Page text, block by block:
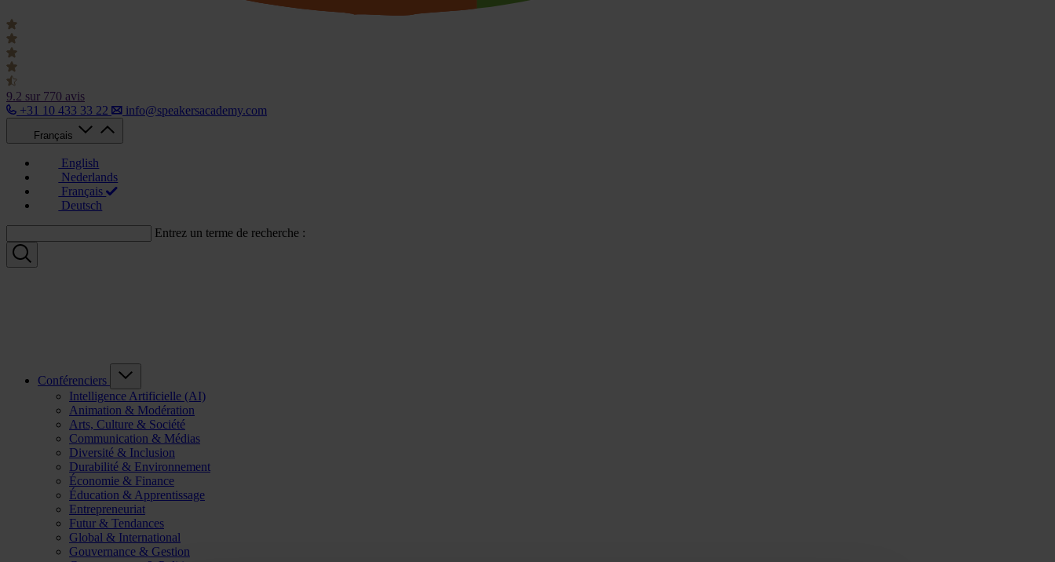
9.2 sur 770 avis
+31 10 433 33 22
info@speakersacademy.com
Français
English
Nederlands
Français
Deutsch
Entrez un terme de recherche :
Conférenciers
Intelligence Artificielle (AI)
Animation & Modération
Arts, Culture & Société
Communication & Médias
Diversité & Inclusion
Durabilité & Environnement
Économie & Finance
Éducation & Apprentissage
Entrepreneuriat
Futur & Tendances
Global & International
Gouvernance & Gestion